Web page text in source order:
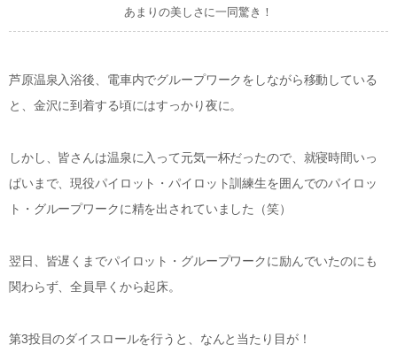
あまりの美しさに一同驚き！
芦原温泉入浴後、電車内でグループワークをしながら移動している
と、金沢に到着する頃にはすっかり夜に。
しかし、皆さんは温泉に入って元気一杯だったので、就寝時間いっ
ぱいまで、現役パイロット・パイロット訓練生を囲んでのパイロッ
ト・グループワークに精を出されていました（笑）
翌日、皆遅くまでパイロット・グループワークに励んでいたのにも
関わらず、全員早くから起床。
第3投目のダイスロールを行うと、なんと当たり目が！